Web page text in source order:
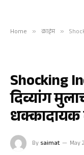
Home » क्राईम »
Shocking
दिव्यांग
धक्कादायक
By saimat May